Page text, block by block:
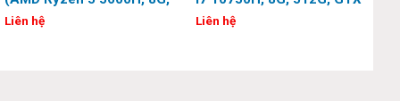
512G, GTX 1650, 15.6
inch, FHD, 144Hz)
Liên hệ
1650Ti, 15.6 inch, Full HD)
Liên hệ